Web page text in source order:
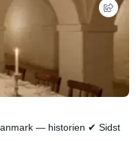
— historien ✔ Sidst